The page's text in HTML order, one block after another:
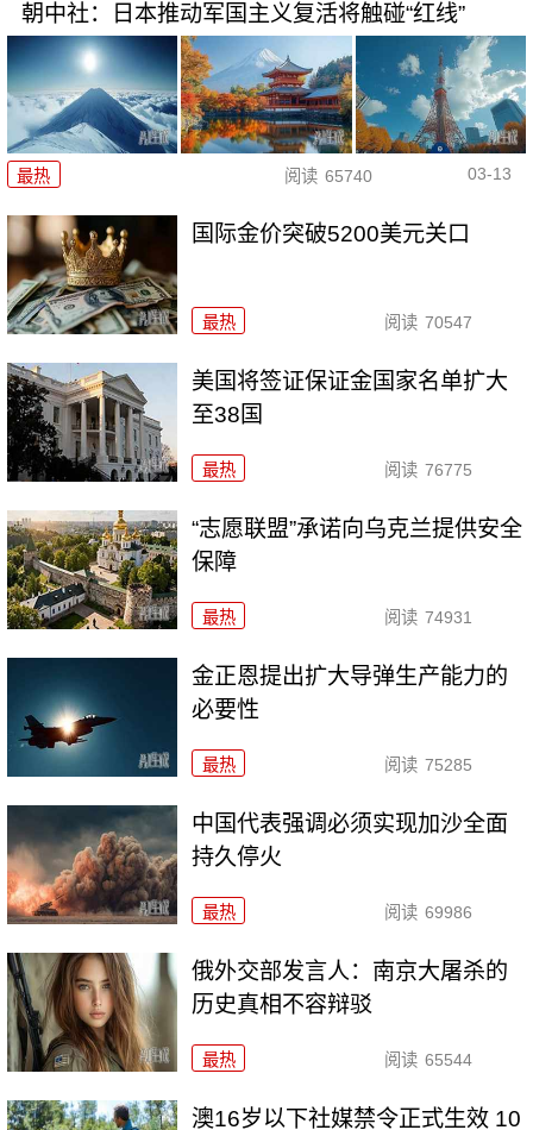
朝中社：日本推动军国主义复活将触碰“红线”
最热 阅读 65740 03-13
国际金价突破5200美元关口
最热 阅读 70547
美国将签证保证金国家名单扩大
至38国
最热 阅读 76775
“志愿联盟”承诺向乌克兰提供安全
保障
最热 阅读 74931
金正恩提出扩大导弹生产能力的
必要性
最热 阅读 75285
中国代表强调必须实现加沙全面
持久停火
最热 阅读 69986
俄外交部发言人：南京大屠杀的
历史真相不容辩驳
最热 阅读 65544
澳16岁以下社媒禁令正式生效 10